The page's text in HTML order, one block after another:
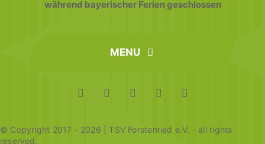
während bayerischer Ferien geschlossen
MENU
FAQ
© Copyright 2017 - 2026 | TSV Forstenried e.V. - all rights
reserved.